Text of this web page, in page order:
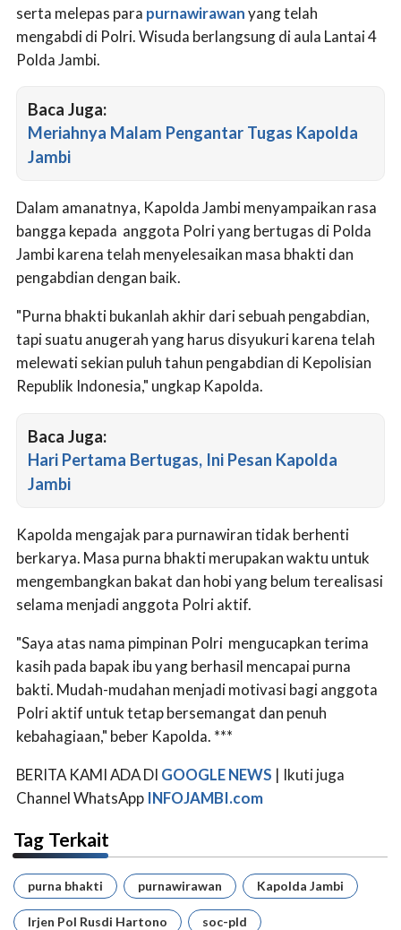
serta melepas para purnawirawanyang telah
mengabdi di Polri. Wisuda berlangsung di aula Lantai 4
Polda Jambi.
Baca Juga:
Meriahnya Malam Pengantar Tugas Kapolda
Jambi
Dalam amanatnya, Kapolda Jambi menyampaikan rasa
bangga kepada anggota Polri yang bertugas di Polda
Jambi karena telah menyelesaikan masa bhakti dan
pengabdian dengan baik.
"Purna bhakti bukanlah akhir dari sebuah pengabdian,
tapi suatu anugerah yang harus disyukuri karena telah
melewati sekian puluh tahun pengabdian di Kepolisian
Republik Indonesia," ungkap Kapolda.
Baca Juga:
Hari Pertama Bertugas, Ini Pesan Kapolda
Jambi
Kapolda mengajak para purnawiran tidak berhenti
berkarya. Masa purna bhakti merupakan waktu untuk
mengembangkan bakat dan hobi yang belum terealisasi
selama menjadi anggota Polri aktif.
"Saya atas nama pimpinan Polri mengucapkan terima
kasih pada bapak ibu yang berhasil mencapai purna
bakti. Mudah-mudahan menjadi motivasi bagi anggota
Polri aktif untuk tetap bersemangat dan penuh
kebahagiaan," beber Kapolda. ***
BERITA KAMI ADA DI GOOGLE NEWS | Ikuti juga
Channel WhatsApp INFOJAMBI.com
Tag Terkait
purna bhakti purnawirawan Kapolda Jambi
Irjen Pol Rusdi Hartono soc-pld